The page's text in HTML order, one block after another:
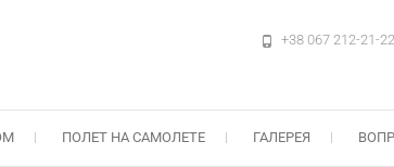
на Аэродроме Чайка —
+38 067 212-21-22
ПОЛЕТ НА САМОЛЕТЕ ГАЛЕРЕЯ